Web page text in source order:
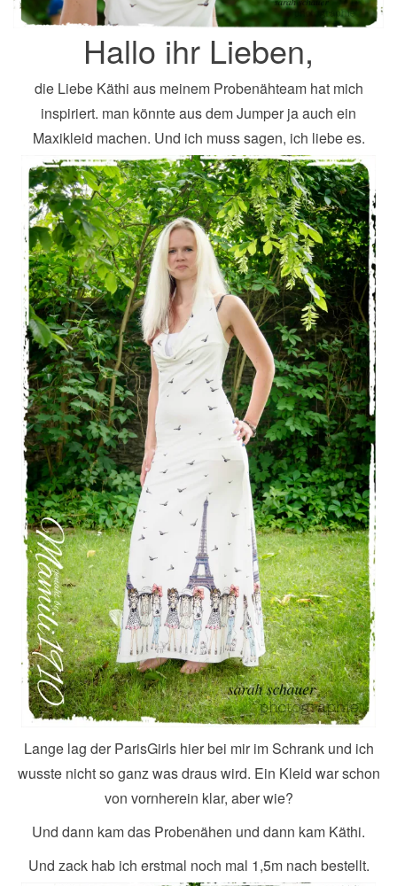
Hallo ihr Lieben,
die Liebe Käthi aus meinem Probenähteam hat mich
inspiriert. man könnte aus dem Jumper ja auch ein
Maxikleid machen. Und ich muss sagen, ich liebe es.
Lange lag der ParisGirls hier bei mir im Schrank und ich
wusste nicht so ganz was draus wird. Ein Kleid war schon
von vornherein klar, aber wie?
Und dann kam das Probenähen und dann kam Käthi.
Und zack hab ich erstmal noch mal 1,5m nach bestellt.